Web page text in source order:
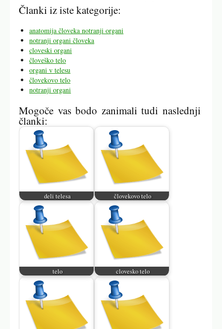
Članki iz iste kategorije:
anatomija človeka notranji organi
notranji organi človeka
cloveski organi
človeško telo
organi v telesu
človekovo telo
notranji organi
Mogoče vas bodo zanimali tudi naslednji
članki:
deli telesa človekovo telo
telo clovesko telo